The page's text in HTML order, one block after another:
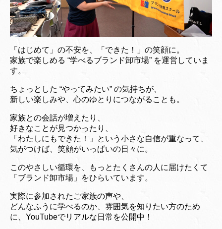
「はじめて」の不安を、「できた！」の笑顔に。
家族で楽しめる “学べるブランド卸市場” を運営していま
す。
ちょっとした “やってみたい” の気持ちが、
新しい楽しみや、心のゆとりにつながることも。
家族との会話が増えたり、
好きなことが見つかったり、
「わたしにもできた！」という小さな自信が重なって、
気がつけば、笑顔がいっぱいの日々に。
このやさしい循環を、もっとたくさんの人に届けたくて
「ブランド卸市場」をひらいています。
実際に参加されたご家族の声や、
どんなふうに学べるのか、雰囲気を知りたい方のため
に、YouTubeでリアルな日常を公開中！